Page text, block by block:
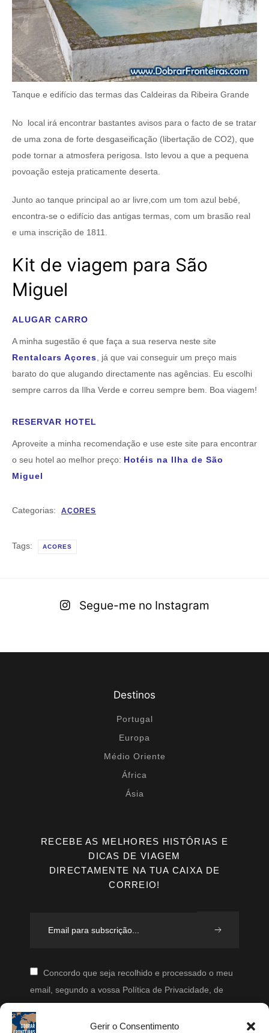
Gerir o Consentimento
Tanque e edifício das termas das Caldeiras da Ribeira Grande
No local irá encontrar bastantes avisos para o facto de se tratar
de uma zona de forte desgaseificação (libertação de CO2), que
pode tornar a atmosfera perigosa. Isto levou a que a pequena
povoação esteja praticamente deserta.
Junto ao tanque principal ao ar livre,com um tom azul bebé,
encontra-se o edifício das antigas termas, com um brasão real
e uma inscrição de 1811.
Kit de viagem para São
Miguel
ALUGAR CARRO
A minha sugestão é que faça a sua reserva neste site
Rentalcars Açores , já que vai conseguir um preço mais
barato do que alugando directamente nas agências. Eu escolhi
sempre carros da Ilha Verde e correu sempre bem. Boa viagem!
RESERVAR HOTEL
Aproveite a minha recomendação e use este site para encontrar
o seu hotel ao melhor preço: Hotéis na Ilha de São
Miguel
Categorias: AÇORES
Tags: ACORES
Segue-me no Instagram
Destinos
Portugal
Europa
Médio Oriente
África
Ásia
RECEBE AS MELHORES HISTÓRIAS E
DICAS DE VIAGEM
DIRECTAMENTE NA TUA CAIXA DE
CORREIO!
Concordo que seja recolhido e processado o meu
email, segundo a vossa Política de Privacidade, de
modo a que posteriormente possam enviar-me emails
periodicamente.